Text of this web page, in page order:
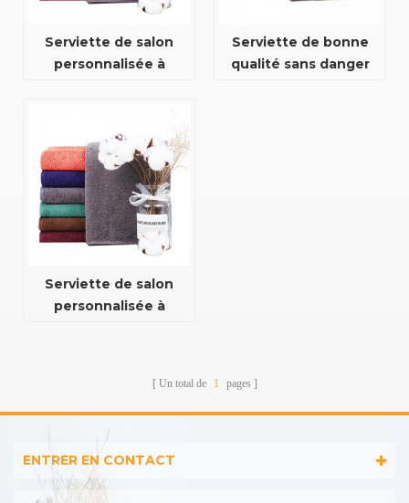
Serviette de salon
personnalisée à
Serviette de bonne
qualité sans danger
Serviette de salon
personnalisée à
Un total de 1 pages
ENTRER EN CONTACT